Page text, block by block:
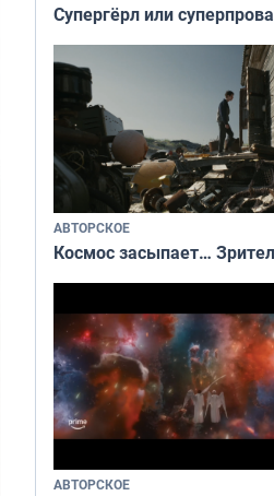
Супергёрл или
АВТОРСКОЕ
Космос засыпает…
АВТОРСКОЕ